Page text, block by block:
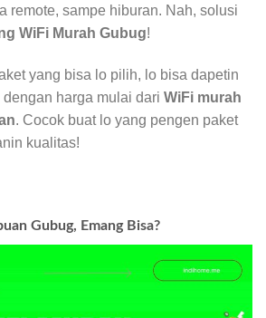
remote, sampe hiburan. Nah, solusi
WiFi Murah Gubug!
yang bisa lo pilih, lo bisa dapetin
dengan harga mulai dari WiFi murah
. Cocok buat lo yang pengen paket
kualitas!
Gubug, Emang Bisa?